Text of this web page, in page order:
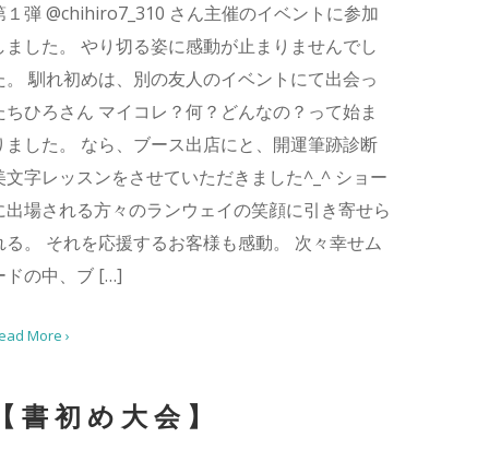
１弾 @chihiro7_310 さん主催のイベントに参加
ました。 やり切る姿に感動が止まりませんでし
。 馴れ初めは、別の友人のイベントにて出会っ
ちひろさん マイコレ？何？どんなの？って始ま
ました。 なら、ブース出店にと、開運筆跡診断
文字レッスンをさせていただきました^_^ ショー
出場される方々のランウェイの笑顔に引き寄せら
る。 それを応援するお客様も感動。 次々幸せム
ドの中、ブ […]
More ›
書初め大会】